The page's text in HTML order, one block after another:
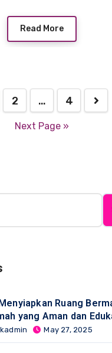
Read More
2 … 4
Next Page »
Ruang
yang Aman dan
May 27, 2025